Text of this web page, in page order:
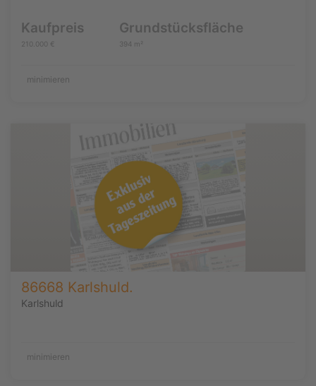
Kaufpreis
210.000 €
Grundstücksfläche
394 m²
minimieren
86668 Karlshuld.
Karlshuld
minimieren